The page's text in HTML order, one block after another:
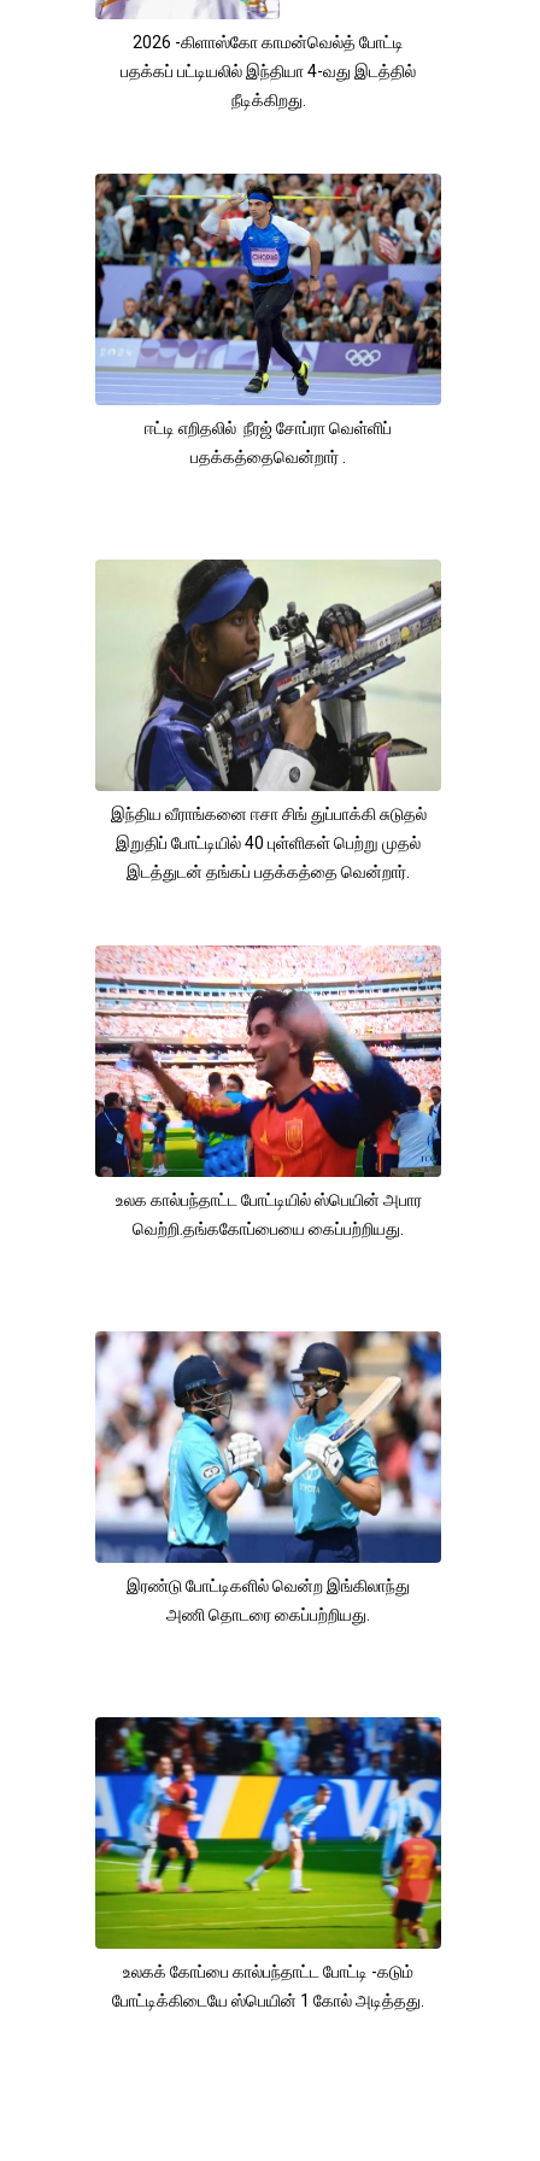
2026 -கிளாஸ்கோ காமன்வெல்த் போட்டி
பதக்கப் பட்டியலில் இந்தியா 4-வது இடத்தில்
நீடிக்கிறது.
ஈட்டி எறிதலில் நீரஜ் சோப்ரா வெள்ளிப்
பதக்கத்தைவென்றார் .
இந்திய வீராங்கனை ஈசா சிங் துப்பாக்கி சுடுதல்
இறுதிப் போட்டியில் 40 புள்ளிகள் பெற்று முதல்
இடத்துடன் தங்கப் பதக்கத்தை வென்றார்.
உலக கால்பந்தாட்ட போட்டியில் ஸ்பெயின் அபார
வெற்றி.தங்ககோப்பையை கைப்பற்றியது.
இரண்டு போட்டிகளில் வென்ற இங்கிலாந்து
அணி தொடரை கைப்பற்றியது.
உலகக் கோப்பை கால்பந்தாட்ட போட்டி -கடும்
போட்டிக்கிடையே ஸ்பெயின் 1 கோல் அடித்தது.